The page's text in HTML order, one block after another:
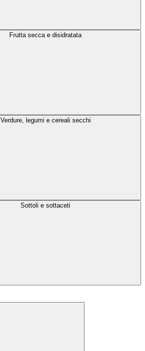
Frutta secca e disidratata
Verdure, legumi e cereali secchi
Sottoli e sottaceti